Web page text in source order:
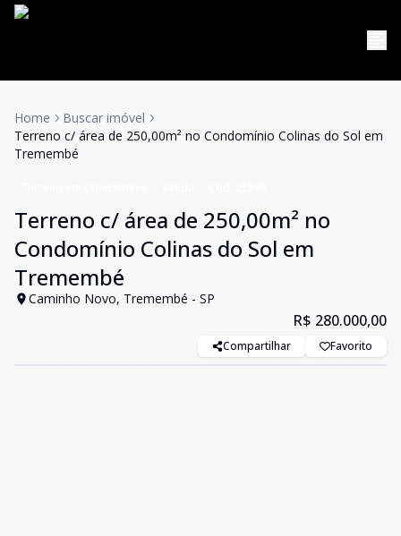
Home
Buscar imóvel
Terreno c/ área de 250,00m² no Condomínio Colinas do Sol em
Tremembé
Terreno c/ área de 250,00m² no
Condomínio Colinas do Sol em
Tremembé
Caminho Novo, Tremembé - SP
R$ 280.000,00
Compartilhar Favorito